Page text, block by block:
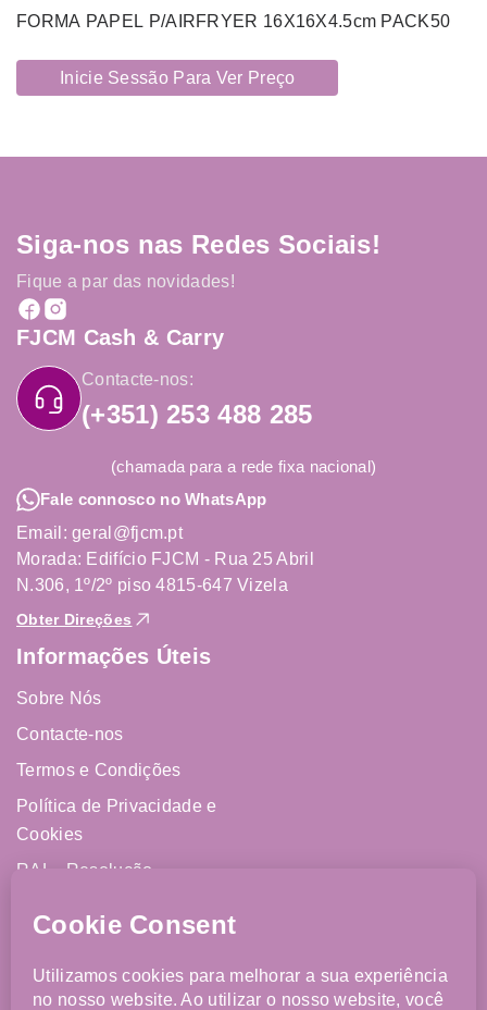
FORMA PAPEL P/AIRFRYER 16X16X4.5cm PACK50
Inicie Sessão Para Ver Preço
Siga-nos nas Redes Sociais!
Fique a par das novidades!
FJCM Cash & Carry
Contacte-nos:
(+351) 253 488 285
(chamada para a rede fixa nacional)
Fale connosco no WhatsApp
Email: geral@fjcm.pt
Morada: Edifício FJCM - Rua 25 Abril
N.306, 1º/2º piso 4815-647 Vizela
Obter Direções
Informações Úteis
Sobre Nós
Contacte-nos
Termos e Condições
Política de Privacidade e
Cookies
RAL - Resolução
Livro de Reclamações